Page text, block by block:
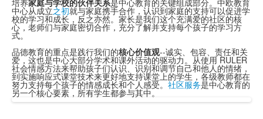
培养家庭与学校的伙伴关系是中心教育的关键组成部分。中欧教育
中心从成立之初就与家庭携手合作，认识到家庭的支持可以促进学
校的学习和成长，反之亦然。家长是我们这个充满爱的社区的核
心，老师们与家庭密切合作，充分了解并支持每个孩子的学习方
式。
品德教育的重点是践行我们的核心价值观--诚实、包容、责任和关
爱，这也是中心大部分学术和课外活动的驱动力。从使用 RULER
社会情感方法来帮助孩子们认识、识别和调节自己和他人的情绪，
到实施响应式课堂技术来更好地支持课堂上的学生，各级教师都在
努力支持每个孩子的情感成长和个人感受。 社区服务是中心教育的
另一个核心要素，所有学生都参与其中。